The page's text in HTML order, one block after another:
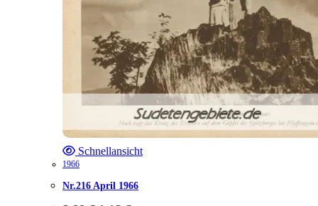
Schnellansicht
1966
Nr.216 April 1966